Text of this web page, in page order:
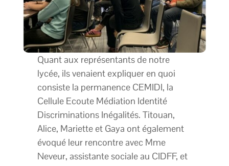
Quant aux représentants de notre
lycée, ils venaient expliquer en quoi
consiste la permanence CEMIDI, la
Cellule Ecoute Médiation Identité
Discriminations Inégalités. Titouan,
Alice, Mariette et Gaya ont également
évoqué leur rencontre avec Mme
Neveur, assistante sociale au CIDFF, et